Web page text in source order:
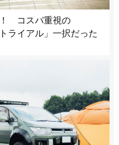
コスパ重視の
ライアル」一択だった